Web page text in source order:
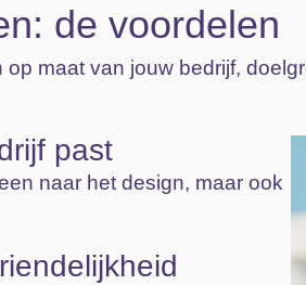
de voordelen
maat van jouw bedrijf,
past
naar het design, maar ook